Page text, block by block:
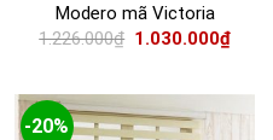
Modero mã Victoria
1.226.000₫ 1.030.000₫
-20%